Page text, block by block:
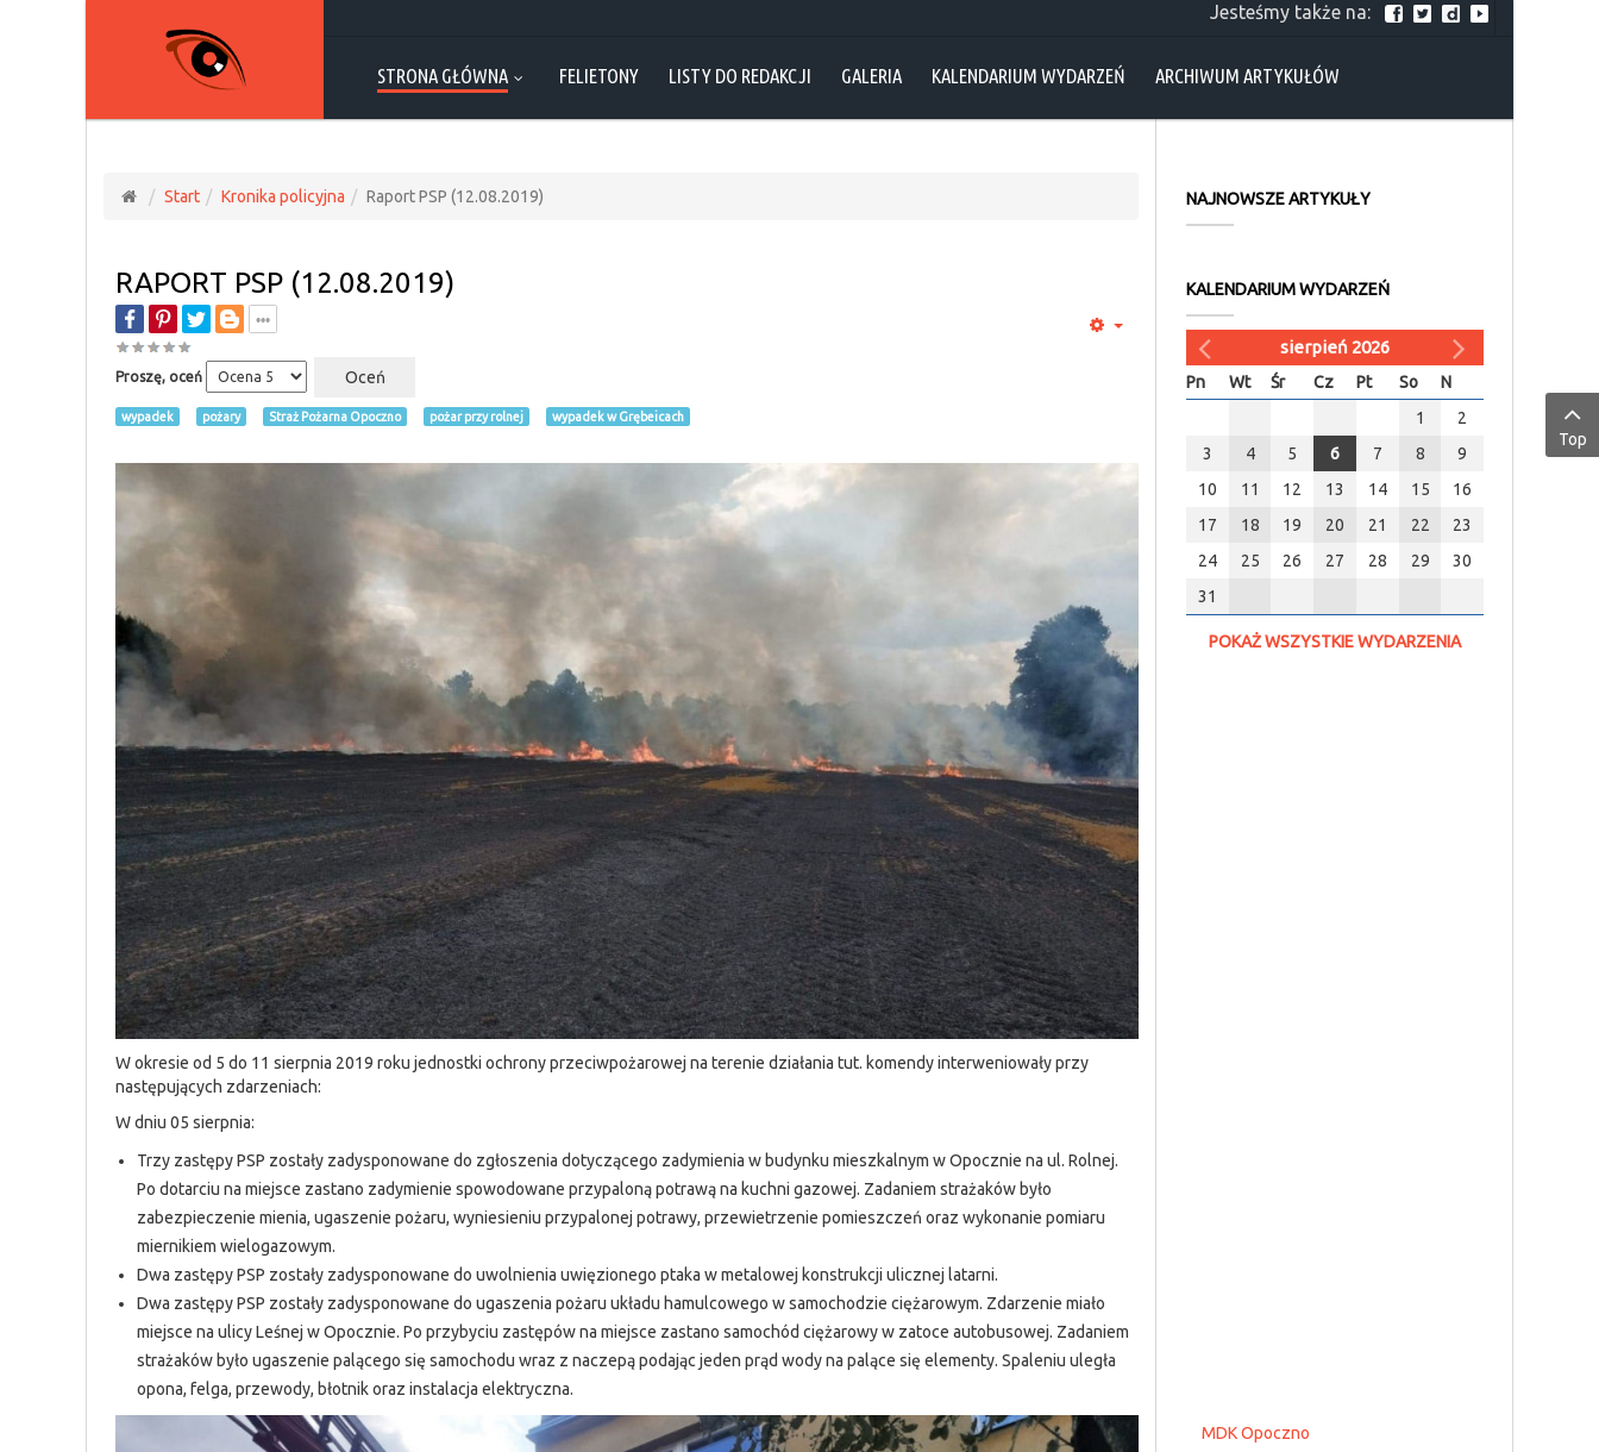
Jesteśmy także na:
STRONA GŁÓWNA FELIETONY LISTY DO REDAKCJI GALERIA KALENDARIUM WYDARZEŃ ARCHIWUM ARTYKUŁÓW
Start Kronika policyjna Raport PSP (12.08.2019)
RAPORT PSP (12.08.2019)
Proszę, oceń
wypadek pożary Straż Pożarna Opoczno pożar przy rolnej wypadek w Grębeicach
W okresie od 5 do 11 sierpnia 2019 roku jednostki ochrony przeciwpożarowej na terenie działania tut. komendy interweniowały przy
następujących zdarzeniach:
W dniu 05 sierpnia:
Trzy zastępy PSP zostały zadysponowane do zgłoszenia dotyczącego zadymienia w budynku mieszkalnym w Opocznie na ul. Rolnej.
Po dotarciu na miejsce zastano zadymienie spowodowane przypaloną potrawą na kuchni gazowej. Zadaniem strażaków było
zabezpieczenie mienia, ugaszenie pożaru, wyniesieniu przypalonej potrawy, przewietrzenie pomieszczeń oraz wykonanie pomiaru
miernikiem wielogazowym.
Dwa zastępy PSP zostały zadysponowane do uwolnienia uwięzionego ptaka w metalowej konstrukcji ulicznej latarni.
Dwa zastępy PSP zostały zadysponowane do ugaszenia pożaru układu hamulcowego w samochodzie ciężarowym. Zdarzenie miało
miejsce na ulicy Leśnej w Opocznie. Po przybyciu zastępów na miejsce zastano samochód ciężarowy w zatoce autobusowej. Zadaniem
strażaków było ugaszenie palącego się samochodu wraz z naczepą podając jeden prąd wody na palące się elementy. Spaleniu uległa
opona, felga, przewody, błotnik oraz instalacja elektryczna.
NAJNOWSZE ARTYKUŁY
KALENDARIUM WYDARZEŃ
sierpień 2026
Pn Wt Śr Cz Pt So
N
1
2
3
4 5 6 7 8
9
10
11 12 13 14 15
16
17
18 19 20 21 22
23
24
25 26 27 28 29
30
31
POKAŻ WSZYSTKIE WYDARZENIA
MDK Opoczno
Top